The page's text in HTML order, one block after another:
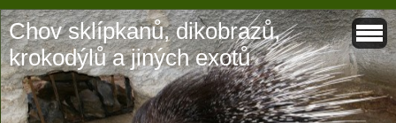
Chov sklípkanů, dikobrazů,
krokodýlů a jiných exotů